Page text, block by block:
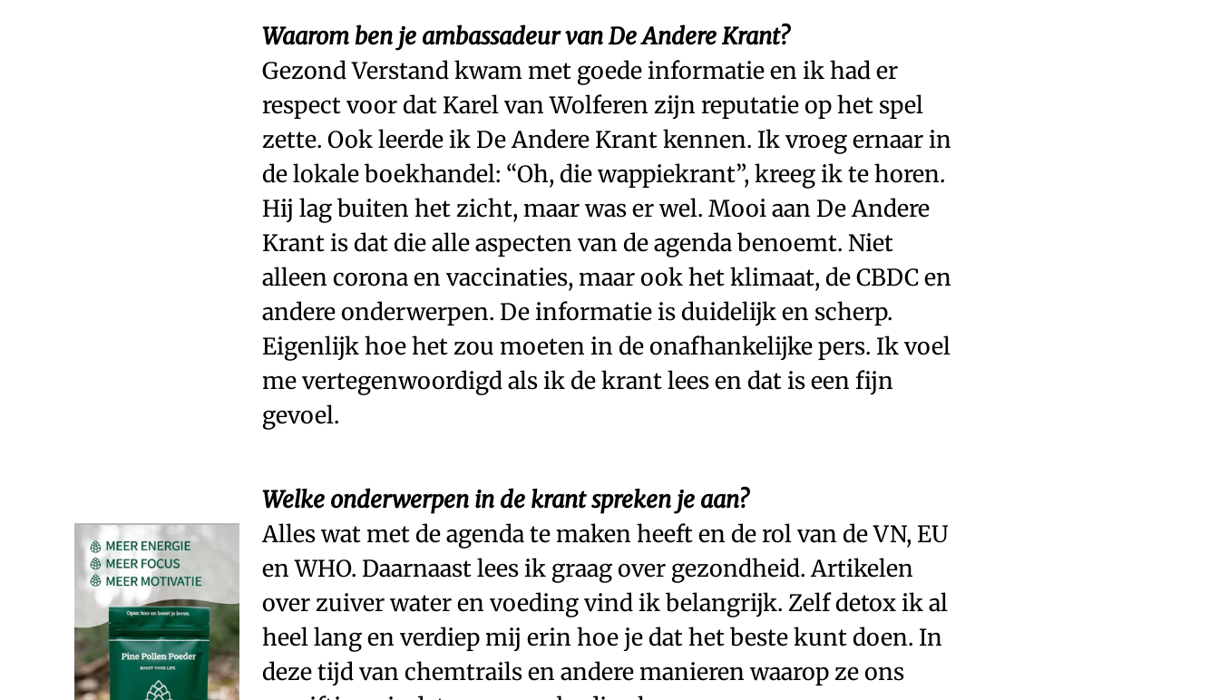
Waarom ben je ambassadeur van De Andere Krant?
Gezond Verstand kwam met goede informatie en ik had er
respect voor dat Karel van Wolferen zijn reputatie op het spel
zette. Ook leerde ik De Andere Krant kennen. Ik vroeg ernaar in
de lokale boekhandel: “Oh, die wappiekrant”, kreeg ik te horen.
Hij lag buiten het zicht, maar was er wel. Mooi aan De Andere
Krant is dat die alle aspecten van de agenda benoemt. Niet
alleen corona en vaccinaties, maar ook het klimaat, de CBDC en
andere onderwerpen. De informatie is duidelijk en scherp.
Eigenlijk hoe het zou moeten in de onafhankelijke pers. Ik voel
me vertegenwoordigd als ik de krant lees en dat is een fijn
gevoel.
Welke onderwerpen in de krant spreken je aan?
Alles wat met de agenda te maken heeft en de rol van de VN, EU
en WHO. Daarnaast lees ik graag over gezondheid. Artikelen
over zuiver water en voeding vind ik belangrijk. Zelf detox ik al
heel lang en verdiep mij erin hoe je dat het beste kunt doen. In
deze tijd van chemtrails en andere manieren waarop ze ons